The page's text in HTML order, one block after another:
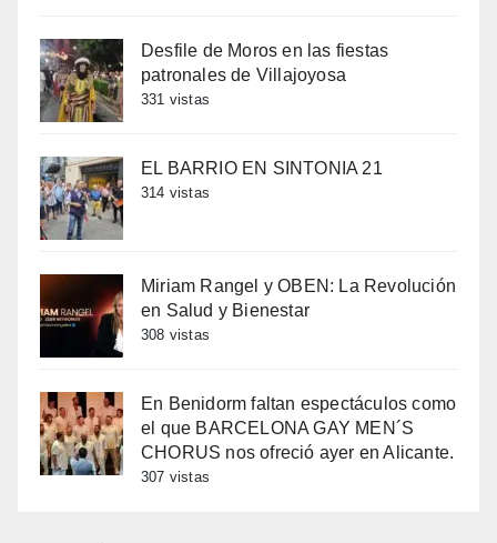
Desfile de Moros en las fiestas
patronales de Villajoyosa
331 vistas
EL BARRIO EN SINTONIA 21
314 vistas
Miriam Rangel y OBEN: La Revolución
en Salud y Bienestar
308 vistas
En Benidorm faltan espectáculos como
el que BARCELONA GAY MEN´S
CHORUS nos ofreció ayer en Alicante.
307 vistas